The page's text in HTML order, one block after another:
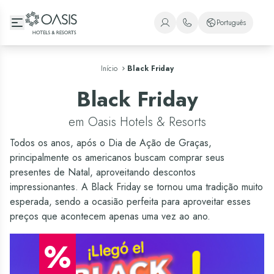
Oasis Hotels & Resorts
+1 (800) 446-2747
+52 998 240 7091
Português
Espanhol
Início Black Friday
Black Friday
em Oasis Hotels & Resorts
Todos os anos, após o Dia de Ação de Graças,
principalmente os americanos buscam comprar seus
presentes de Natal, aproveitando descontos
impressionantes. A Black Friday se tornou uma tradição muito
esperada, sendo a ocasião perfeita para aproveitar esses
preços que acontecem apenas uma vez ao ano.
%